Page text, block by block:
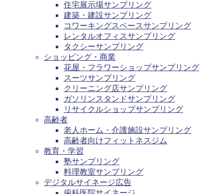
住宅展示場サンプリング
建築・建設サンプリング
コワーキングスペースサンプリング
レンタルオフィスサンプリング
タクシーサンプリング
ショッピング・商業
花屋・フラワーショップサンプリング
スーツサンプリング
クリーニング店サンプリング
ガソリンスタンドサンプリング
リサイクルショップサンプリング
高齢者
老人ホーム・介護施設サンプリング
高齢者向けフィットネスジム
教育・学習
塾サンプリング
料理教室サンプリング
デジタルサイネージ広告